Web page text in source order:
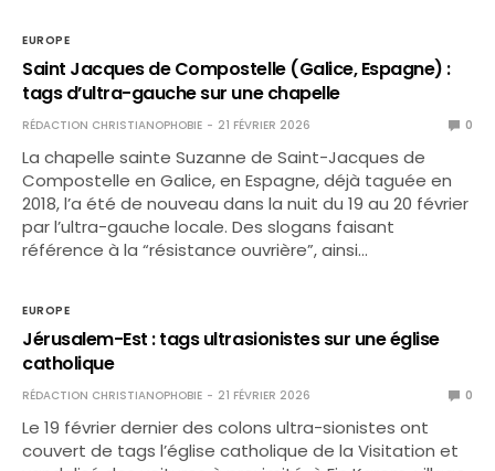
EUROPE
Saint Jacques de Compostelle (Galice, Espagne) :
tags d’ultra-gauche sur une chapelle
RÉDACTION CHRISTIANOPHOBIE 21 FÉVRIER 2026 0
La chapelle sainte Suzanne de Saint-Jacques de
Compostelle en Galice, en Espagne, déjà taguée en
2018, l’a été de nouveau dans la nuit du 19 au 20 février
par l’ultra-gauche locale. Des slogans faisant
référence à la “résistance ouvrière”, ainsi…
EUROPE
Jérusalem-Est : tags ultrasionistes sur une église
catholique
RÉDACTION CHRISTIANOPHOBIE 21 FÉVRIER 2026 0
Le 19 février dernier des colons ultra-sionistes ont
couvert de tags l’église catholique de la Visitation et